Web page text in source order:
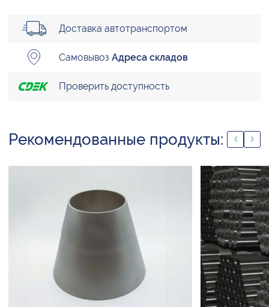
Доставка автотранспортом
Самовывоз Адреса складов
Проверить доступность
Рекомендованные продукты: